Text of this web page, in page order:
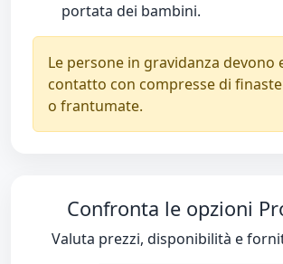
portata dei bambini.
Le persone in gravidanza devono
contatto con compresse di
o frantumate.
Confronta le opzioni
Valuta prezzi, disponibilità e